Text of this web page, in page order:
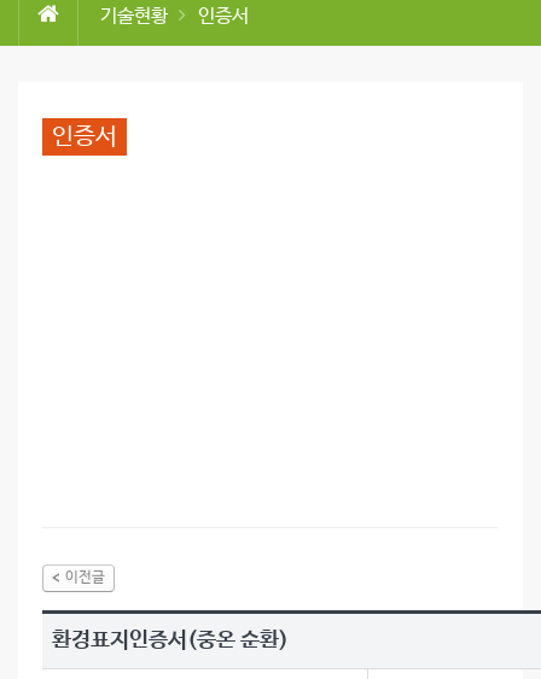
기술현황 인증서
인증서
이전글
환경표지인증서(중온 순환)